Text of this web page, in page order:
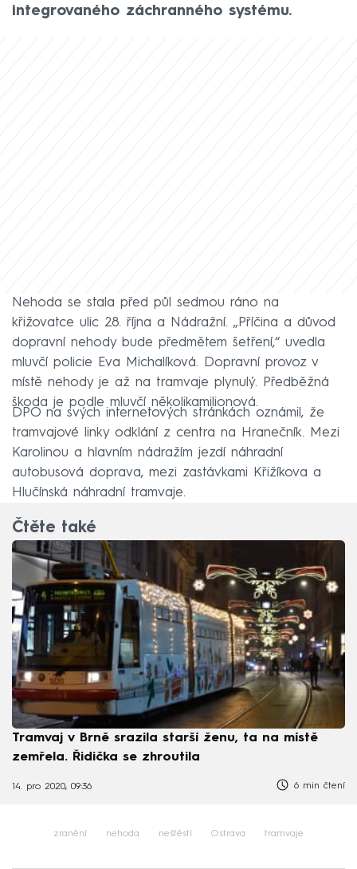
integrovaného záchranného systému.
Nehoda se stala před půl sedmou ráno na
křižovatce ulic 28. října a Nádražní. „Příčina a důvod
dopravní nehody bude předmětem šetření,“ uvedla
mluvčí policie Eva Michalíková. Dopravní provoz v
místě nehody je až na tramvaje plynulý. Předběžná
škoda je podle mluvčí několikamilionová.
DPO na svých internetových stránkách oznámil, že
tramvajové linky odklání z centra na Hranečník. Mezi
Karolinou a hlavním nádražím jezdí náhradní
autobusová doprava, mezi zastávkami Křižíkova a
Hlučínská náhradní tramvaje.
Čtěte také
Tramvaj v Brně srazila starší ženu, ta na místě
zemřela. Řidička se zhroutila
14. pro 2020, 09:36 6 min čtení
zranění nehoda neštěstí Ostrava tramvaje